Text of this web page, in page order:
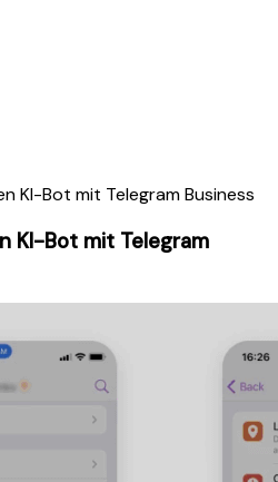
KI-Bot mit Telegram Business
KI-Bot mit Telegram